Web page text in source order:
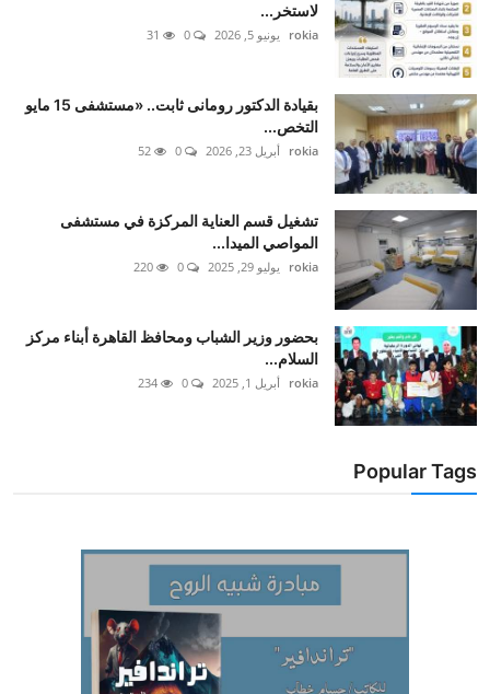
لاستخر...
rokia يونيو 5, 2026
بقيادة الدكتور رومانى ثابت.. «مستشفى 15 مايو
التخص...
rokia أبريل 23, 2026
تشغيل قسم العناية المركزة في مستشفى
المواصي الميدا...
rokia يوليو 29, 2025
بحضور وزير الشباب ومحافظ القاهرة أبناء مركز
السلام...
rokia أبريل 1, 2025
Popular Tags